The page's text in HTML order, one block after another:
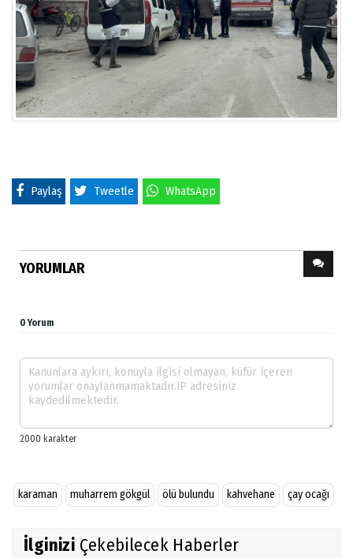
Paylaş Tweetle WhatsApp
YORUMLAR
0 Yorum
karaman muharrem gökgül ölü bulundu kahvehane çay ocağı
İlginizi Çekebilecek Haberler